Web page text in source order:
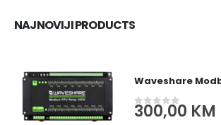
NAJNOVIJI PRODUCTS
Waveshare
0out of 5
300,00 KM